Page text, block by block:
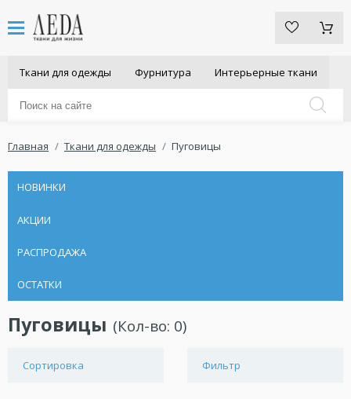
Ткани для одежды Фурнитура Интерьерные ткани
Главная Ткани для одежды Пуговицы
НОВИНКИ
АКЦИИ
РАСПРОДАЖА
ОСТАТКИ
Пуговицы (Кол-во: 0)
Сортировка Фильтр